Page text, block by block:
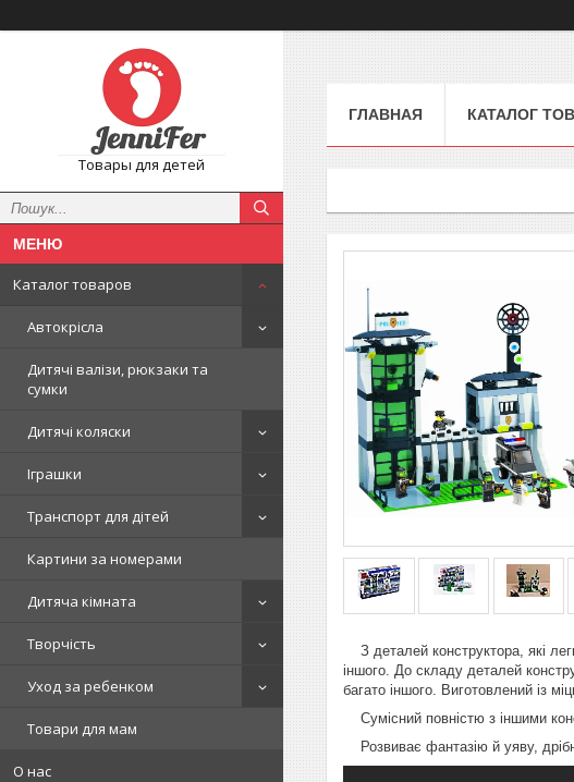
Товары для детей
Каталог товаров
Автокрісла
Дитячі валізи, рюкзаки та
сумки
Дитячі коляски
Іграшки
Транспорт для дітей
Картини за номерами
Дитяча кімната
Творчість
Уход за ребенком
Товари для мам
О нас
ГЛАВНАЯ КАТАЛОГ
З деталей конструктора, які
іншого. До складу деталей
багато іншого. Виготовлений із
Сумісний повністю з іншими
Розвиває фантазію й уяву,